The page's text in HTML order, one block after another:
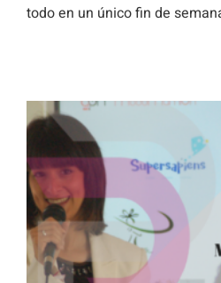
todo en un único fin de